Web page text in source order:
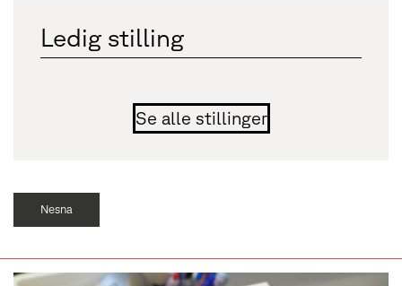
Ledig stilling
Se alle stillinger
Nesna